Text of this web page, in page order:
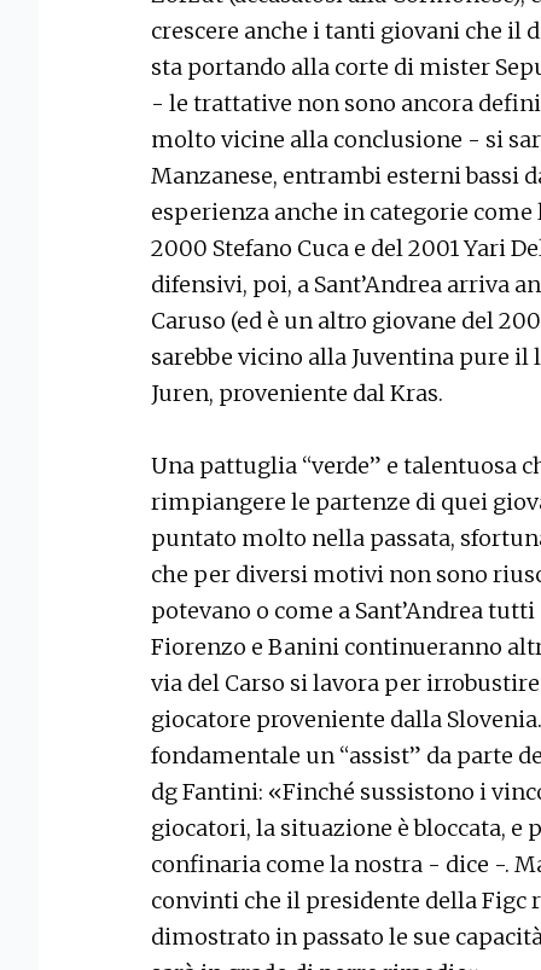
crescere anche i tanti giovani che il
sta portando alla corte di mister
- le trattative non sono ancora
molto vicine alla conclusione - si
Manzanese, entrambi esterni bassi
esperienza anche in categorie come
2000 Stefano Cuca e del 2001 Yari
difensivi, poi, a Sant’Andrea arriva
Caruso (ed è un altro giovane del
sarebbe vicino alla Juventina pure
Juren, proveniente dal Kras.
Una pattuglia “verde” e talentuosa
rimpiangere le partenze di quei
puntato molto nella passata,
che per diversi motivi non sono
potevano o come a Sant’Andrea
Fiorenzo e Banini continueranno
via del Carso si lavora per
giocatore proveniente dalla
fondamentale un “assist” da parte
dg Fantini: «Finché sussistono i
giocatori, la situazione è bloccata, e
confinaria come la nostra - dice -.
convinti che il presidente della Figc
dimostrato in passato le sue